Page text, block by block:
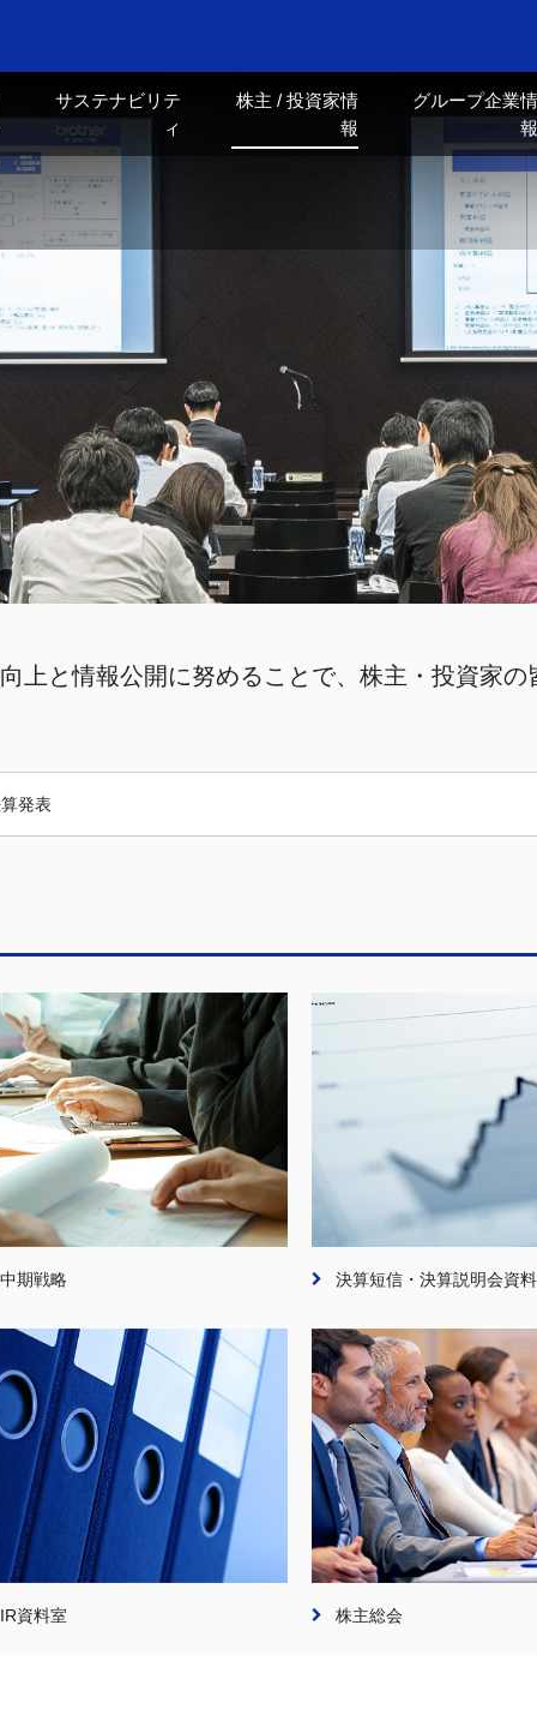
サステナビリテ
ィ
株主 / 投資家情
報
グループ企業情
報
上と情報公開に努めることで、株主・投資家
発表
中期戦略 決算短信・決算説明会資料
IR資料室 株主総会